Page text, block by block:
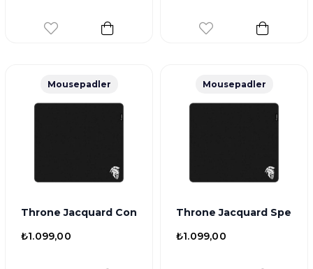
Mousepadler
Throne Jacquard Control 48x40cm Özel Üretim
₺1.099,00
Mousepadler
Throne Jacquard Speed
₺1.099,00